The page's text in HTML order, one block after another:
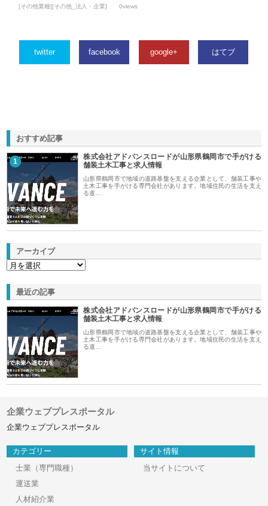
[その他業種][その他_法人・企業] 0views
twitter facebook google+ はてブ
おすすめ記事
1
株式会社アドバンスロードが山形県鶴岡市で手がける
舗装土木工事と求人情報
山形県鶴岡市で地域の道路基盤を支える企業として、舗装工事や
土木工事を手がける専門会社があります。地域住民の生活を支え
る道…
アーカイブ
最近の記事
株式会社アドバンスロードが山形県鶴岡市で手がける
舗装土木工事と求人情報
山形県鶴岡市で地域の道路基盤を支える企業として、舗装工事や
土木工事を手がける専門会社があります。地域住民の生活を支え
る道…
企業ウェブプレスポータル
企業ウェブプレスポータル
カテゴリー
士業（専門職種）
運送業
人材紹介業
サイト情報
当サイトについて